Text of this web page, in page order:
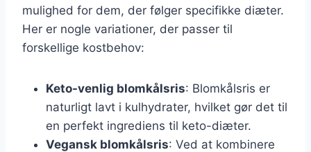
mulighed for dem, der følger specifikke diæter.
Her er nogle variationer, der passer til
forskellige kostbehov:
Keto-venlig blomkålsris: Blomkålsris er
naturligt lavt i kulhydrater, hvilket gør det til
en perfekt ingrediens til keto-diæter.
Vegansk blomkålsris: Ved at kombinere